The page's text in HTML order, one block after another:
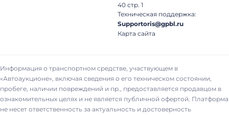
40 стр. 1
Техническая поддержка:
Supportoris@gpbl.ru
Карта сайта
Информация о транспортном средстве, участвующем в
«Автоаукционе», включая сведения о его техническом состоянии,
пробеге, наличии повреждений и пр., предоставляется продавцом в
ознакомительных целях и не является публичной офертой. Платформа
не несет ответственность за актуальность и достоверность